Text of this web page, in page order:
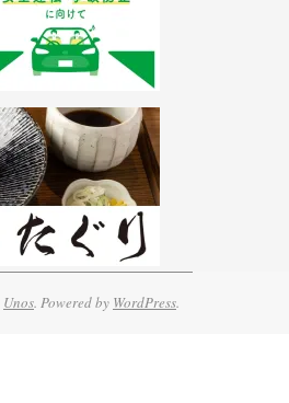
Unos. Powered by WordPress.